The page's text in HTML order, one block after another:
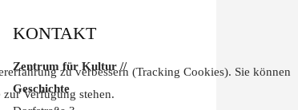
KONTAKT
Zentrum für Kultur //
Geschichte
zu verbessern (Tracking Cookies). Sie können
Verfügung stehen.